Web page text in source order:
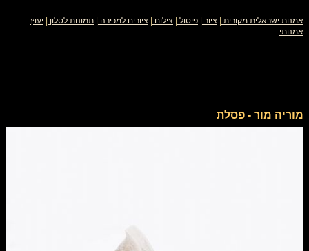
אמנות ישראלית מקורית ציור פיסול צילום ציורים למכירה תמונות לסלון
יעוץ
אמנותי
מוריה מור - פסלת